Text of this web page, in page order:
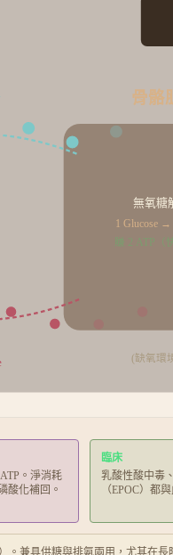
骨骼
無氧糖
1 Glucose →
賺 2 ATP（
(缺氧環
。淨消耗
酸化補回。
臨床
乳酸性酸中毒
（EPOC）都